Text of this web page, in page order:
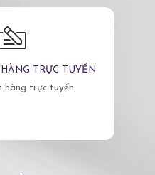
TRỰC TUYẾN
hàng trực tuyến